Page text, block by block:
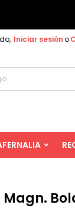
Iniciar sesióno